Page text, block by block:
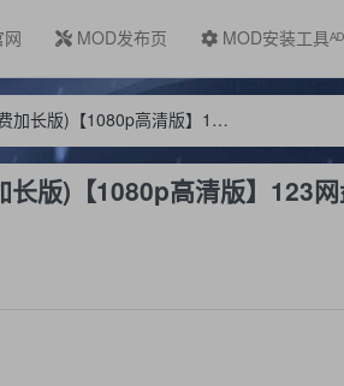
网 MOD发布页 MOD安装工具ᴬᴰ
电影《狙击手》在线完整观看(免费加长版)【1080p高清版】123网盘完整中字qq资源爱分享
版)【1080p高清版】123